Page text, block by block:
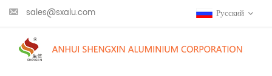
sales@sxalu.com Русский